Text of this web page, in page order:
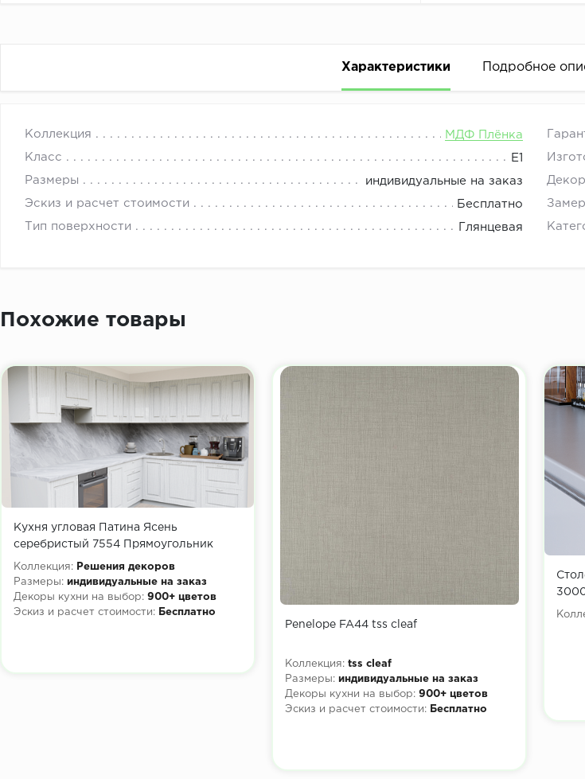
Характеристики Подробное
Коллекция МДФ Плёнка
Класс E1
Размеры индивидуальные на заказ
Эскиз и расчет стоимости Бесплатно
Тип поверхности Глянцевая
Похожие товары
Кухня угловая Патина Ясень
серебристый 7554 Прямоугольник
Коллекция:
Решения декоров
Размеры: индивидуальные на заказ
Декоры кухни на выбор: 900+ цветов
Эскиз и расчет стоимости:
Бесплатно
Penelope FA44 tss cleaf
Коллекция: tss cleaf
Размеры: индивидуальные на заказ
Декоры кухни на выбор: 900+ цветов
Эскиз и расчет стоимости:
Бесплатно